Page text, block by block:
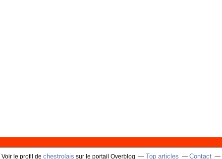
Voir le profil de chestrolais sur le portail Overblog Top articles Contact